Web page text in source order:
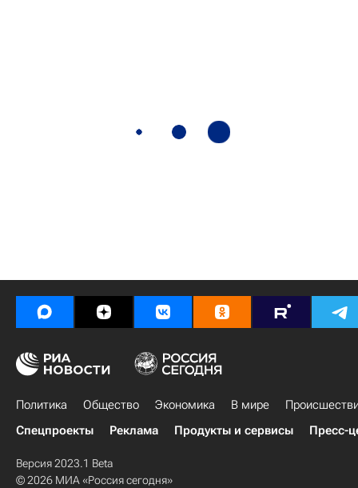
Политика Общество Экономика В мире
Спецпроекты
Реклама Продукты и сервисы Пресс-
Версия 2023.1 Beta
© 2026 МИА «Россия сегодня»